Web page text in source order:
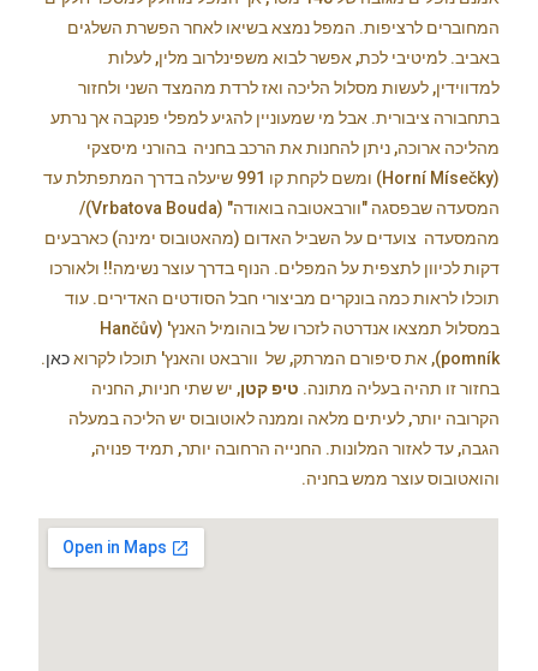
המחוברים לרציפות. המפל נמצא בשיאו לאחר הפשרת השלגים
באביב. למיטיבי לכת, אפשר לבוא משפינלרוב מלין, לעלות
למדווידין, לעשות מסלול הליכה ואז לרדת מהמצד השני ולחזור
בתחבורה ציבורית. אבל מי שמעוניין להגיע למפלי פנקבה אך נרתע
מהליכה ארוכה, ניתן להחנות את הרכב בחניה בהורני מיסצקי
(Horní Mísečky) ומשם לקחת קו 991 שיעלה בדרך המתפתלת עד
המסעדה שבפסגה "וורבאטובה בואודה" (Vrbatova Bouda)/
מהמסעדה צועדים על השביל האדום (מהאטובוס ימינה) כארבעים
דקות לכיוון לתצפית על המפלים. הנוף בדרך עוצר נשימה!! ולאורכו
תוכלו לראות כמה בונקרים מביצורי חבל הסודטים האדירים. עוד
במסלול תמצאו אנדרטה לזכרו של בוהומיל האנץ' (Hančův
pomník), את סיפורם המרתק, של וורבאט והאנץ' תוכלו לקרוא
כאן.
בחזור זו תהיה בעליה מתונה. טיפ קטן, יש שתי חניות, החניה
הקרובה יותר, לעיתים מלאה וממנה לאוטובוס יש הליכה במעלה
הגבה, עד לאזור המלונות. החנייה הרחובה יותר, תמיד פנויה,
והואטובוס עוצר ממש בחניה.